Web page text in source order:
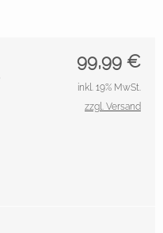
99,99 €
inkl. 19% MwSt.
zzgl. Versand